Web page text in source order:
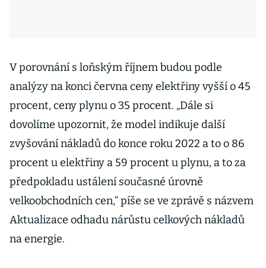
V porovnání s loňským říjnem budou podle
analýzy na konci června ceny elektřiny vyšší o 45
procent, ceny plynu o 35 procent. „Dále si
dovolíme upozornit, že model indikuje další
zvyšování nákladů do konce roku 2022 a to o 86
procent u elektřiny a 59 procent u plynu, a to za
předpokladu ustálení současné úrovně
velkoobchodních cen,“ píše se ve zprávě s názvem
Aktualizace odhadu nárůstu celkových nákladů
na energie.